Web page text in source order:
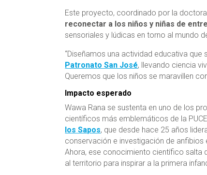
Este proyecto, coordinado por la doctora
reconectar a los niños y niñas de
sensoriales y lúdicas en torno al mundo
“Diseñamos una actividad educativa
Patronato San José, llevando ciencia
Queremos que los niños se maravillen
Impacto esperado
Wawa Rana se sustenta en uno de los
científicos más emblemáticos de la
los Sapos, que desde hace 25 años
conservación e investigación de anfibios
Ahora, ese conocimiento científico salta
al territorio para inspirar a la primera